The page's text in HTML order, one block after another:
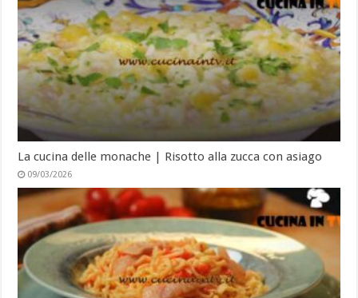
La cucina delle monache | Risotto alla zucca con asiago
09/03/2026